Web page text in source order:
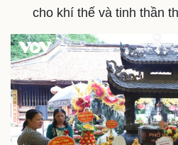
Thể thao
Bóng đá
Ô
cho khí thế và tinh thần